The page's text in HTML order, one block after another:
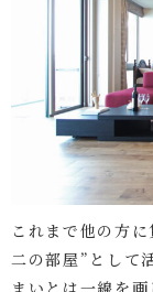
これまで他の方
二の部屋”として
まいとは一線を